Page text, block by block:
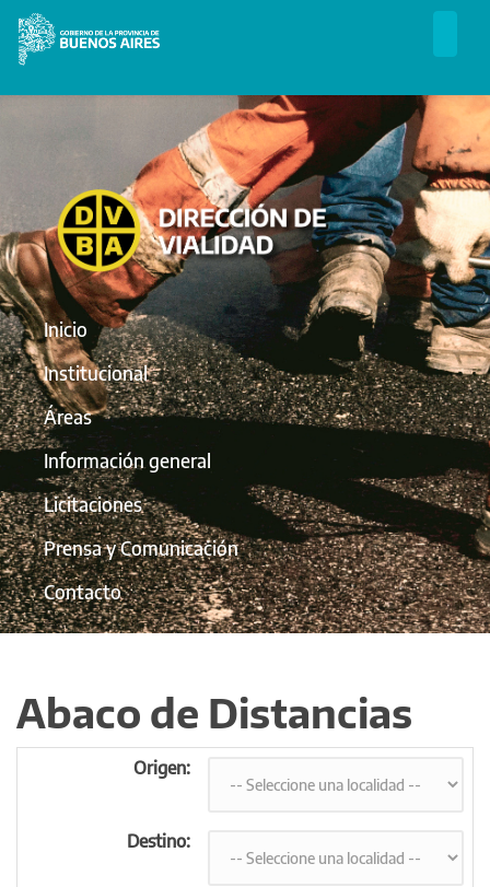
Inicio
Institucional
Áreas
Información general
Licitaciones
Prensa y Comunicación
Contacto
Abaco de Distancias
Origen:
Destino: